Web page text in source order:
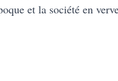
et la société en